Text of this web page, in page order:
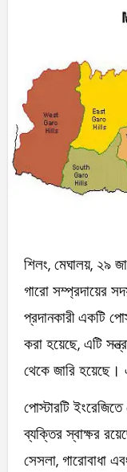
শিলং, মেঘালয়, ২৯ জানুয়ারি: মেঘালয়ের পশ্চিম গারো হিলস জেলায়
গারো সম্প্রদায়ের
প্রদানকারী একটি
করা হয়েছে, এটি
থেকে জারি
পোস্টারটি
ব্যক্তির স্বাক্ষর
সেসলা, গারোবাধা